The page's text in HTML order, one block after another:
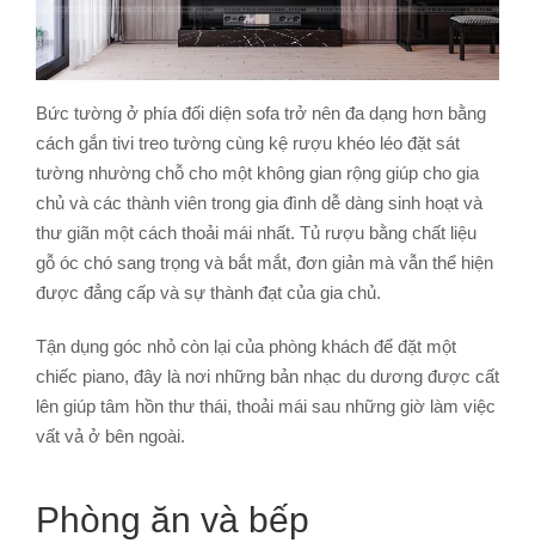
Bức tường ở phía đối diện sofa trở nên đa dạng hơn bằng
cách gắn tivi treo tường cùng kệ rượu khéo léo đặt sát
tường nhường chỗ cho một không gian rộng giúp cho gia
chủ và các thành viên trong gia đình dễ dàng sinh hoạt và
thư giãn một cách thoải mái nhất. Tủ rượu bằng chất liệu
gỗ óc chó sang trọng và bắt mắt, đơn giản mà vẫn thể hiện
được đẳng cấp và sự thành đạt của gia chủ.
Tận dụng góc nhỏ còn lại của phòng khách để đặt một
chiếc piano, đây là nơi những bản nhạc du dương được cất
lên giúp tâm hồn thư thái, thoải mái sau những giờ làm việc
vất vả ở bên ngoài.
Phòng ăn và bếp